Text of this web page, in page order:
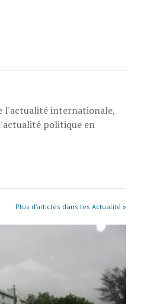
l'actualité internationale,
politique en
Plus d’articles dans les Actualité »